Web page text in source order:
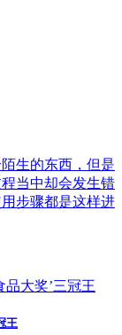
生的东西，但是
当中却会发生错
步骤都是这样进
王